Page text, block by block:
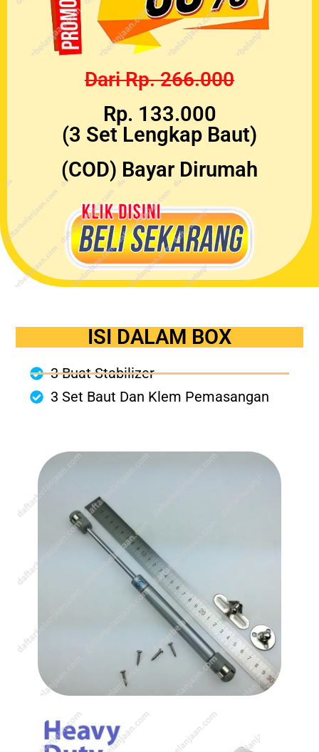
Dari Rp. 266.000
Rp. 133.000
(3 Set Lengkap Baut)
(COD) Bayar Dirumah
ISI DALAM BOX
3 Buat Stabilizer
3 Set Baut Dan Klem Pemasangan